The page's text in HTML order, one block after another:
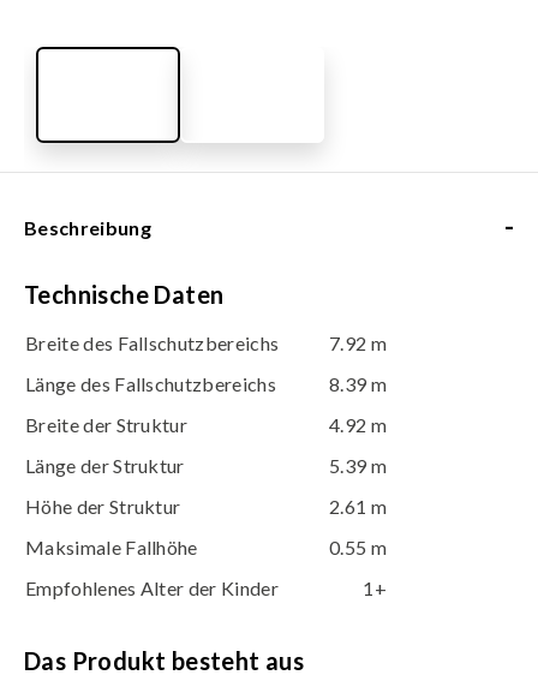
Beschreibung -
Technische Daten
Breite des Fallschutzbereichs
7.92 m
Länge des Fallschutzbereichs
8.39 m
Breite der Struktur
4.92 m
Länge der Struktur
5.39 m
Höhe der Struktur
2.61 m
Maksimale Fallhöhe
0.55 m
Empfohlenes Alter der Kinder
1+
Das Produkt besteht aus